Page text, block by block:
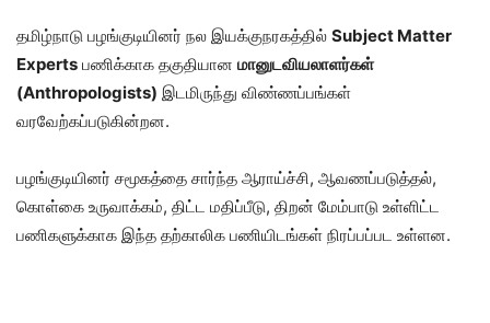
தமிழ்நாடு பழங்குடியினர் நல இயக்குநரகத்தில் Subject Matter
Experts பணிக்காக தகுதியான மானுடவியலாளர்கள்
(Anthropologists) இடமிருந்து விண்ணப்பங்கள்
வரவேற்கப்படுகின்றன.
பழங்குடியினர் சமூகத்தை சார்ந்த ஆராய்ச்சி, ஆவணப்படுத்தல்,
கொள்கை உருவாக்கம், திட்ட மதிப்பீடு, திறன் மேம்பாடு உள்ளிட்ட
பணிகளுக்காக இந்த தற்காலிக பணியிடங்கள் நிரப்பப்பட உள்ளன.